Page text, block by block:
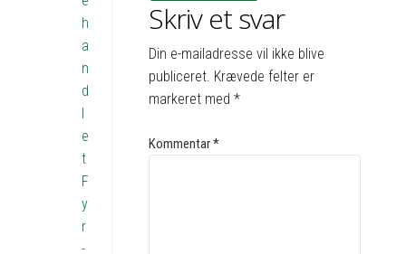
Skriv et svar
Din e-mailadresse vil ikke blive
publiceret. Krævede felter er
markeret med*
Kommentar*
h
a
n
d
l
e
t
F
y
r
-